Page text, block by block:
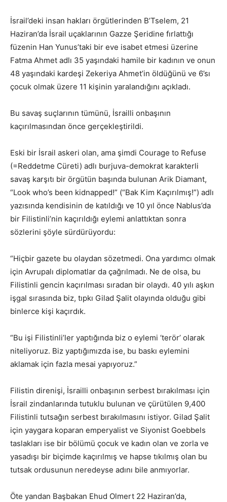
İsrail’deki insan hakları örgütlerinden B’Tselem, 21
Haziran’da İsrail uçaklarının Gazze Şeridine fırlattığı
füzenin Han Yunus’taki bir eve isabet etmesi üzerine
Fatma Ahmet adlı 35 yaşındaki hamile bir kadının ve onun
48 yaşındaki kardeşi Zekeriya Ahmet’in öldüğünü ve 6’sı
çocuk olmak üzere 11 kişinin yaralandığını açıkladı.
Bu savaş suçlarının tümünü, İsrailli onbaşının
kaçırılmasından önce gerçekleştirildi.
Eski bir İsrail askeri olan, ama şimdi Courage to Refuse
(=Reddetme Cüreti) adlı burjuva-demokrat karakterli
savaş karşıtı bir örgütün başında bulunan Arik Diamant,
“Look who’s been kidnapped!” (“Bak Kim Kaçırılmış!”) adlı
yazısında kendisinin de katıldığı ve 10 yıl önce Nablus’da
bir Filistinli’nin kaçırıldığı eylemi anlattıktan sonra
sözlerini şöyle sürdürüyordu:
“Hiçbir gazete bu olaydan sözetmedi. Ona yardımcı olmak
için Avrupalı diplomatlar da çağrılmadı. Ne de olsa, bu
Filistinli gencin kaçırılması sıradan bir olaydı. 40 yılı aşkın
işgal sırasında biz, tıpkı Gilad Şalit olayında olduğu gibi
binlerce kişi kaçırdık.
“Bu işi Filistinli’ler yaptığında biz o eylemi ‘terör’ olarak
niteliyoruz. Biz yaptığımızda ise, bu baskı eylemini
aklamak için fazla mesai yapıyoruz.”
Filistin direnişi, İsrailli onbaşının serbest bırakılması için
İsrail zindanlarında tutuklu bulunan ve çürütülen 9,400
Filistinli tutsağın serbest bırakılmasını istiyor. Gilad Şalit
için yaygara koparan emperyalist ve Siyonist Goebbels
taslakları ise bir bölümü çocuk ve kadın olan ve zorla ve
yasadışı bir biçimde kaçırılmış ve hapse tıkılmış olan bu
tutsak ordusunun neredeyse adını bile anmıyorlar.
Öte yandan Başbakan Ehud Olmert 22 Haziran’da,